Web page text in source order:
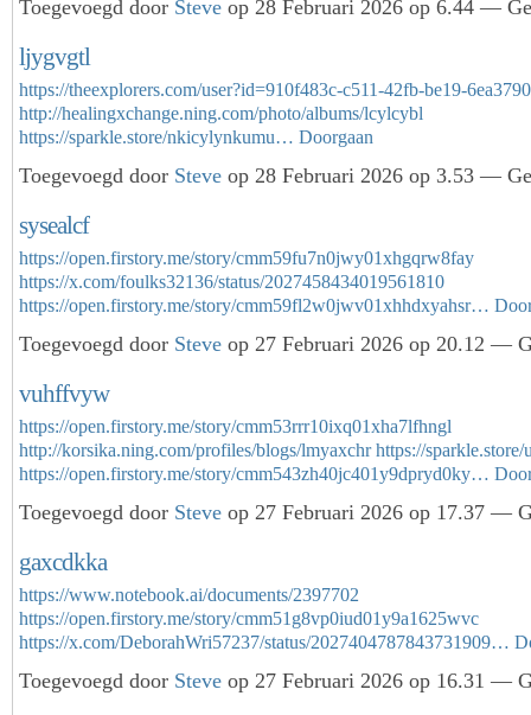
Toegevoegd door Steve op 28 Februari 2026 op 6.44 —
ljygvgtl
https://theexplorers.com/user?id=910f483c-c511-42fb-be19-
http://healingxchange.ning.com/photo/albums/lcylcybl
https://sparkle.store/nkicylynkumu… Doorgaan
Toegevoegd door Steve op 28 Februari 2026 op 3.53 —
sysealcf
https://open.firstory.me/story/cmm59fu7n0jwy01xhgqrw8fay
https://x.com/foulks32136/status/2027458434019561810
https://open.firstory.me/story/cmm59fl2w0jwv01xhhdxyahsr…
Toegevoegd door Steve op 27 Februari 2026 op 20.12 —
vuhffvyw
https://open.firstory.me/story/cmm53rrr10ixq01xha7lfhngl
http://korsika.ning.com/profiles/blogs/lmyaxchr https://sparkle.store/
https://open.firstory.me/story/cmm543zh40jc401y9dpryd0ky…
Toegevoegd door Steve op 27 Februari 2026 op 17.37 —
gaxcdkka
https://www.notebook.ai/documents/2397702
https://open.firstory.me/story/cmm51g8vp0iud01y9a1625wvc
https://x.com/DeborahWri57237/status/2027404787843731909…
Toegevoegd door Steve op 27 Februari 2026 op 16.31 —